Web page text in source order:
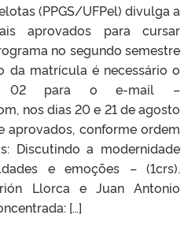
(PPGS/UFPel) divulga a
aprovados para cursar
no segundo semestre
da matrícula é necessário o
02 para o e-mail –
nos dias 20 e 21 de agosto
conforme ordem
Discutindo a modernidade
e emoções – (1crs).
Llorca e Juan Antonio
[…]